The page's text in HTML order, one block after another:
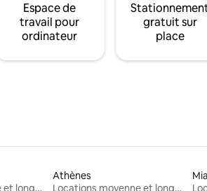
Espace de
travail pour
ordinateur
gratuit sur
place
Locations moyenne et longue durée
Athènes
Locations moyenne et longue durée